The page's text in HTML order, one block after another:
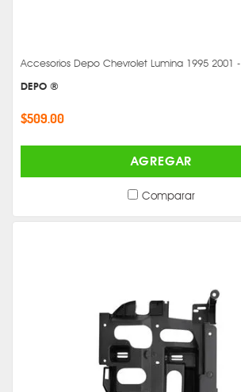
Accesorios Depo Chevrolet Lumina 1995 2001 -
DEPO ®
$509.00
AGREGAR
Comparar